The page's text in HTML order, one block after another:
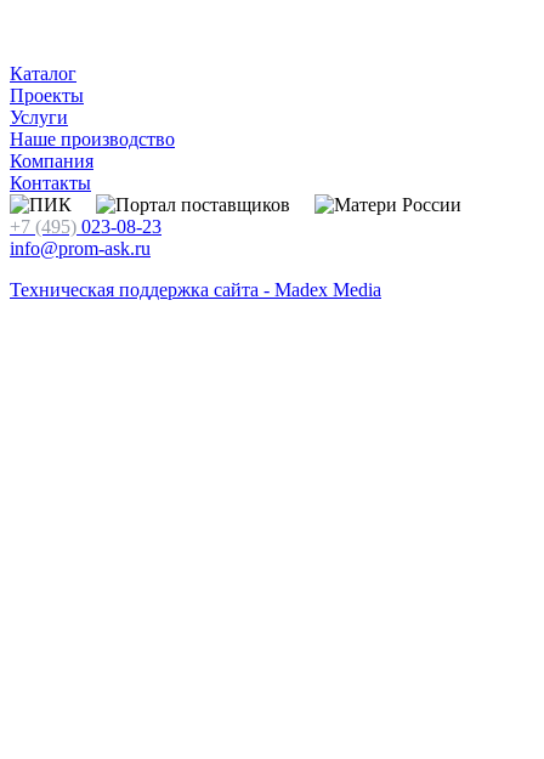
Каталог
Проекты
Услуги
Наше производство
Компания
Контакты
+7 (495) 023-08-23
info@prom-ask.ru
Техническая поддержка сайта - Madex Media